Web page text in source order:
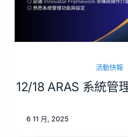
活動快報
12/18 ARAS 系統管
6 11 月, 2025